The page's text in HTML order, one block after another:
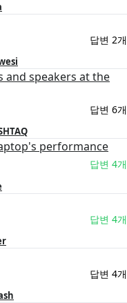
답변 2개
and speakers at the
답변 6개
performance
답변 4개
답변 4개
답변 4개